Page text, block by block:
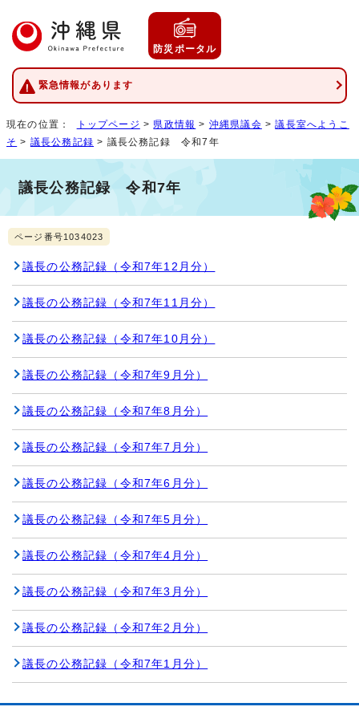
防災ポータル
緊急情報があります
現在の位置： トップページ > 県政情報 > 沖縄県議会 >議長室へようこ
そ > 議長公務記録 > 議長公務記録 令和7年
議長公務記録 令和7年
ページ番号1034023
議長の公務記録（令和7年12月分）
議長の公務記録（令和7年11月分）
議長の公務記録（令和7年10月分）
議長の公務記録（令和7年9月分）
議長の公務記録（令和7年8月分）
議長の公務記録（令和7年7月分）
議長の公務記録（令和7年6月分）
議長の公務記録（令和7年5月分）
議長の公務記録（令和7年4月分）
議長の公務記録（令和7年3月分）
議長の公務記録（令和7年2月分）
議長の公務記録（令和7年1月分）